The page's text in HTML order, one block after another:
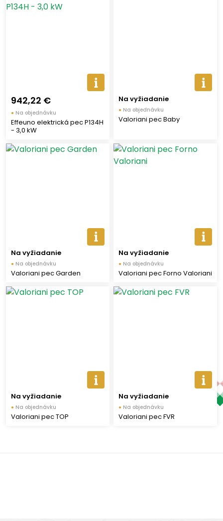
942,22 €
● Na objednávku
Effeuno elektrická pec P134H
- 3,0 kW
Na vyžiadanie
● Na objednávku
Valoriani pec Baby
Na vyžiadanie
● Na objednávku
Valoriani pec Garden
Na vyžiadanie
● Na objednávku
Valoriani pec Forno Valoriani
Na vyžiadanie
● Na objednávku
Valoriani pec TOP
Na vyžiadanie
● Na objednávku
Valoriani pec FVR